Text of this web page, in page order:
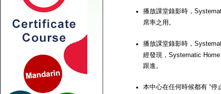
播放課堂錄影時，
席率之用。
播放課堂錄影時，
經發現，Systematic
跟進。
本中心在任何時候都有 “